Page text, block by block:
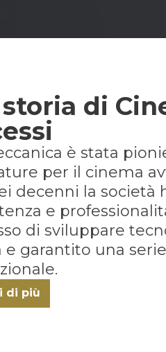
storia di
è stata
per il cinema
decenni la
e
di sviluppare
e garantito una
di più